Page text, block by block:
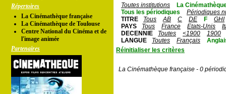
Répertoires
La Cinémathèque française
La Cinémathèque de Toulouse
Centre National du Cinéma et de
l'image animée
Partenaires
Toutes institutions
La
Tous les périodiques
Périodiques
TITRE
Tous AB C DE F
GHI
PAYS
Tous France Etats-Unis
DECENNIE
Toutes <1900
1900
LANGUE
Toutes Français
Réinitialiser les critères
La Cinémathèque française - 0